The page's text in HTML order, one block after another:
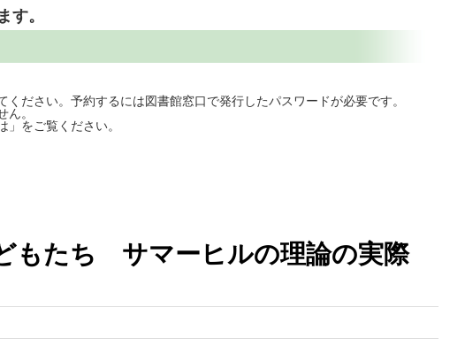
す。
ださい。予約するには図書館窓口で発行したパスワードが必要です。
ん。
をご覧ください。
もたち サマーヒルの理論の実際